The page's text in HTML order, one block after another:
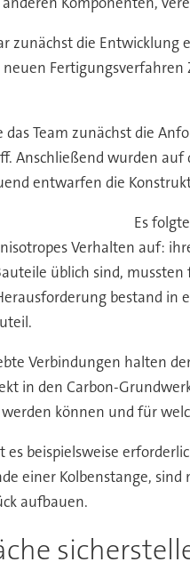
zunächst die
Fertigungsverfahren
das Team zunächst die
Anschließend wurden
entwarfen die
Es
Verhalten auf:
üblich sind,
bestand in
Verbindungen halten
in den Carbon-
können und für
es beispielsweise
einer Kolbenstange,
aufbauen.